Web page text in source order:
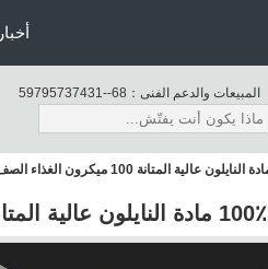
أخبار
المبيعات والدعم الفنى： 86--13473759795
100٪ مادة النايلون عالية المتانة 100 ميكرون الغذاء الصف النايلون تصفية الدقيق شبكة